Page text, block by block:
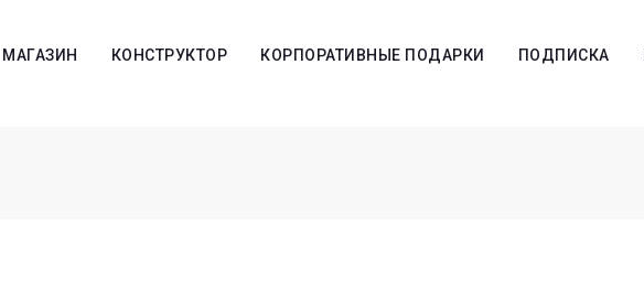
МАГАЗИН КОНСТРУКТОР КОРПОРАТИВНЫЕ ПОДАРКИ ПОДПИСКА